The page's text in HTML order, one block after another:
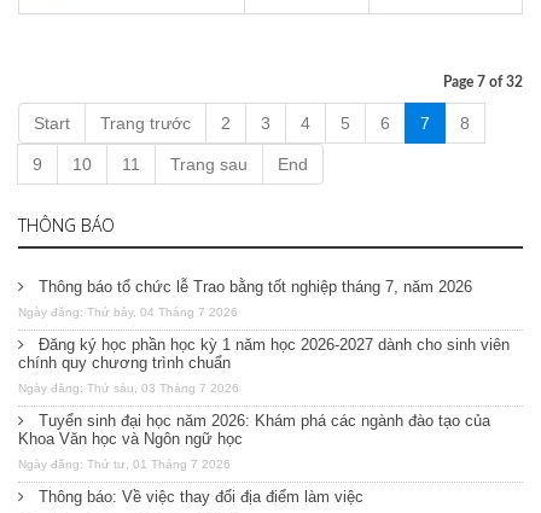
Page 7 of 32
Start Trang trước 2 3 4 5 6 7 8
9 10 11 Trang sau End
THÔNG BÁO
Thông báo tổ chức lễ Trao bằng tốt nghiệp tháng 7, năm 2026
Ngày đăng: Thứ bảy, 04 Tháng 7 2026
Đăng ký học phần học kỳ 1 năm học 2026-2027 dành cho sinh viên
chính quy chương trình chuẩn
Ngày đăng: Thứ sáu, 03 Tháng 7 2026
Tuyển sinh đại học năm 2026: Khám phá các ngành đào tạo của
Khoa Văn học và Ngôn ngữ học
Ngày đăng: Thứ tư, 01 Tháng 7 2026
Thông báo: Về việc thay đổi địa điểm làm việc